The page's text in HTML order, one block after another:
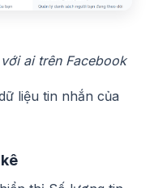
ai trên Facebook
liệu tin nhắn của